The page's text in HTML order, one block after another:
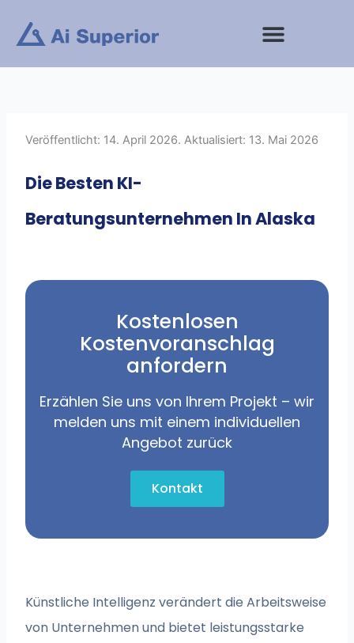
Inhalt
springen
Veröffentlicht: 14. April 2026. Aktualisiert: 13. Mai 2026
Die Besten KI-
Beratungsunternehmen In Alaska
Kostenlosen
Kostenvoranschlag
anfordern
Erzählen Sie uns von Ihrem Projekt – wir
melden uns mit einem individuellen
Angebot zurück
Kontakt
Künstliche Intelligenz verändert die Arbeitsweise
von Unternehmen und bietet leistungsstarke